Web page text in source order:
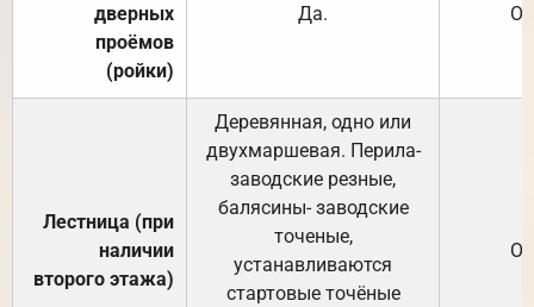
дверных
проёмов
(ройки)
Да.
Лестница (при
наличии
второго этажа)
Деревянная, одно или
двухмаршевая. Перила-
заводские резные,
балясины- заводские
точеные,
устанавливаются
стартовые точёные